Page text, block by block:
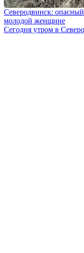
Северодвинск:
молодой женщине
Сегодня утром в